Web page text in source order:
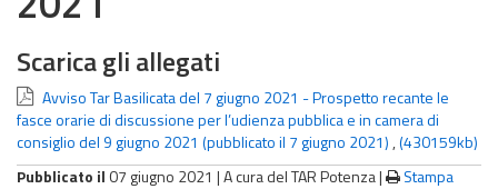
Scarica gli allegati
Avviso Tar Basilicata del 7 giugno 2021 - Prospetto recante le
fasce orarie di discussione per l’udienza pubblica e in camera di
consiglio del 9 giugno 2021 (pubblicato il 7 giugno 2021) ,(430159kb)
Pubblicato il 07 giugno 2021 |A cura del TAR Potenza| Stampa